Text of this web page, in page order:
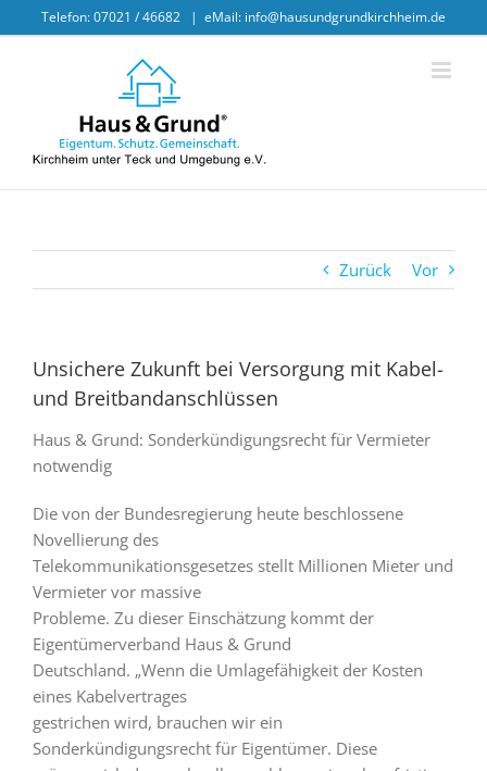
to
Telefon: 07021 / 46682 | eMail: info@hausundgrundkirchheim.de
Zurück Vor
Unsichere Zukunft bei Versorgung mit Kabel-
und Breitbandanschlüssen
Haus & Grund: Sonderkündigungsrecht für Vermieter
notwendig
Die von der Bundesregierung heute beschlossene
Novellierung des
Telekommunikationsgesetzes stellt Millionen Mieter und
Vermieter vor massive
Probleme. Zu dieser Einschätzung kommt der
Eigentümerverband Haus & Grund
Deutschland. „Wenn die Umlagefähigkeit der Kosten
eines Kabelvertrages
gestrichen wird, brauchen wir ein
Sonderkündigungsrecht für Eigentümer. Diese